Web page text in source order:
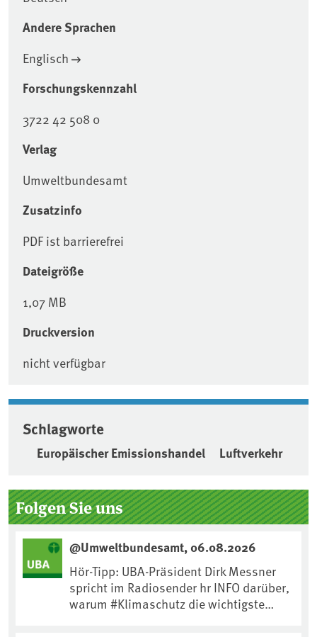
Andere Sprachen
Englisch
Forschungskennzahl
3722 42 508 0
Verlag
Umweltbundesamt
Zusatzinfo
PDF ist barrierefrei
Dateigröße
1,07 MB
Druckversion
nicht verfügbar
Schlagworte
Europäischer Emissionshandel Luftverkehr
Seitenleiste
Folgen Sie uns
@Umweltbundesamt, 06.08.2026
Hör-Tipp: UBA-Präsident Dirk Messner
spricht im Radiosender hr INFO darüber,
warum #Klimaschutz die wichtigste